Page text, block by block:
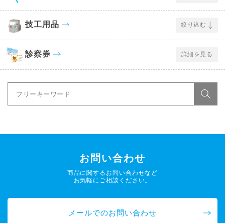
技工用品 絞り込む
診察券 詳細を見る
お問い合わせ
商品に関するお問い合わせなど
お気軽にご相談ください。
メールでのお問い合わせ